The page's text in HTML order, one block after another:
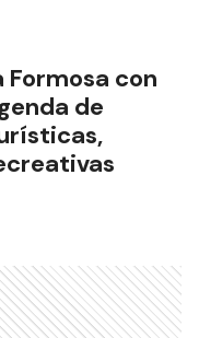
Formosa con
de